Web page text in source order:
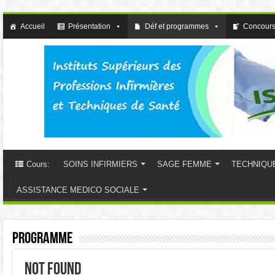
Accueil Présentation Déf et programmes
Cours: SOINS INFIRMIERS SAGE FEMME
ASSISTANCE MEDICO SOCIALE
Programme
Not Found